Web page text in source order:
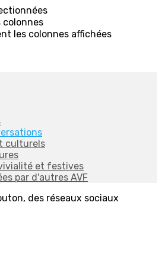
colonnes
les colonnes affichées
culturels
et festives
par d'autres AVF
des réseaux sociaux